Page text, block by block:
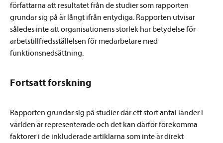
författarna att resultatet från de studier som rapporten
grundar sig på är långt ifrån entydiga. Rapporten utvisar
således inte att organisationens storlek har betydelse för
arbetstillfredsställelsen för medarbetare med
funktionsnedsättning.
Fortsatt forskning
Rapporten grundar sig på studier där ett stort antal länder i
världen är representerade och det kan därför förekomma
faktorer i de inkluderade artiklarna som inte är direkt